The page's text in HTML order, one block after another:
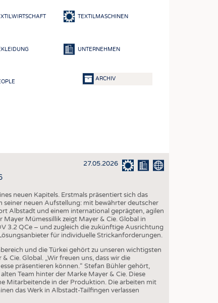
TEXTILIEN
HEIMTEXTILIEN
TEXTILMASCHINEN
UNTERNEHMEN
ARCHIV
27.05.2026
neuen Kapitels. Erstmals präsentiert sich das
neuen Aufstellung: mit bewährter deutscher
Albstadt und einem international geprägten, agilen
Mümessillik zeigt Mayer & Cie. Global in
3.2 QCe – und zugleich die zukünftige Ausrichtung
für individuelle Strickanforderungen.
und die Türkei gehört zu unseren wichtigsten
Cie. Global. „Wir freuen uns, dass wir die
präsentieren können.“ Stefan Bühler gehört,
Team hinter der Marke Mayer & Cie. Diese
Mitarbeitende in der Produktion. Die arbeiten mit
das Werk in Albstadt-Tailfingen verlassen